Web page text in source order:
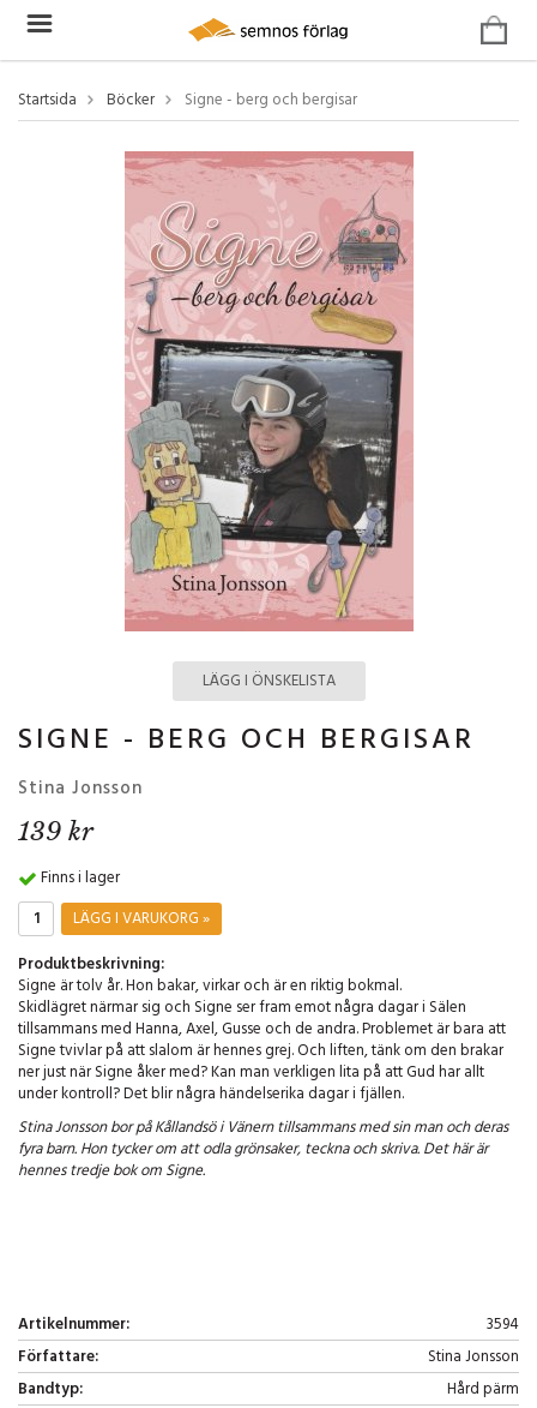
Startsida Böcker Signe - berg och bergisar
LÄGG I ÖNSKELISTA
SIGNE - BERG OCH BERGISAR
Stina Jonsson
139 kr
Finns i lager
LÄGG I VARUKORG »
Produktbeskrivning:
Signe är tolv år. Hon bakar, virkar och är en riktig bokmal.
Skidlägret närmar sig och Signe ser fram emot några dagar i Sälen
tillsammans med Hanna, Axel, Gusse och de andra. Problemet är bara att
Signe tvivlar på att slalom är hennes grej. Och liften, tänk om den brakar
ner just när Signe åker med? Kan man verkligen lita på att Gud har allt
under kontroll? Det blir några händelserika dagar i fjällen.
Stina Jonsson bor på Kållandsö i Vänern tillsammans med sin man och deras
fyra barn. Hon tycker om att odla grönsaker, teckna och skriva. Det här är
hennes tredje bok om Signe.
Artikelnummer:
3594
Författare:
Stina Jonsson
Bandtyp:
Hård pärm